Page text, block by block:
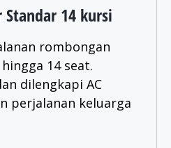
14 kursi
rombongan
14 seat.
dilengkapi AC
perjalanan keluarga